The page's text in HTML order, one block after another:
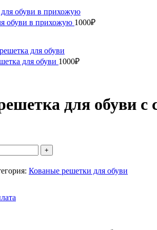
обуви в прихожую 1000₽
для обуви 1000₽
для обуви с
Кованые решетки для обуви